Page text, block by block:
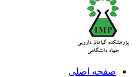
صفحه اصلی